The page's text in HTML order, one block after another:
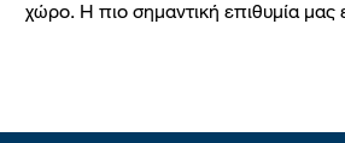
χώρο. Η πιο σημαντική επιθυμία μας